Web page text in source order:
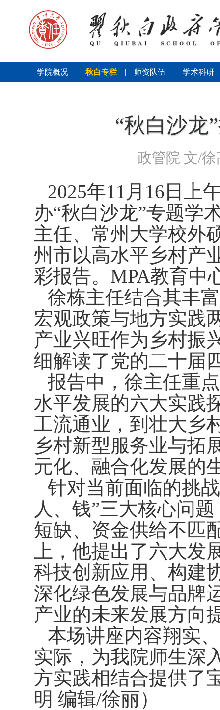
学院概况 | 秋白专栏 | 师资队伍 | 学术科研
“秋白沙龙
政管院 文/徐
2025年11 月 16 日上
办“秋白沙龙”专题学
主任、常州大学校外
州市以高水平乡村产
彩报告。 MPA教育中
徐栋主任结合其丰
宏观政策与地方实践
产业兴旺作为乡村振
细解读了党的二十届
报告中，徐主任重
水平发展的六大实践
工流通业，到壮大乡
乡村新型服务业与拓
元化、融合化发展的
针对当前面临的挑
人、钱”三大核心问
短缺、资金供给不匹
上，他提出了六大
科技创新应用、构建
深化绿色发展与品牌
产业的未来发展方向
本场讲座内容翔实
实际，为我院师生深
方实践相结合提供了
明 编辑/徐丽）